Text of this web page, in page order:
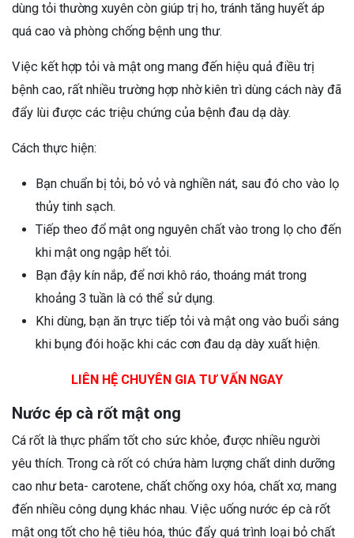
dùng tỏi thường xuyên còn giúp trị ho, tránh tăng huyết áp
quá cao và phòng chống bệnh ung thư.
Việc kết hợp tỏi và mật ong mang đến hiệu quả điều trị
bệnh cao, rất nhiều trường hợp nhờ kiên trì dùng cách này đã
đẩy lùi được các triệu chứng của bệnh đau dạ dày.
Cách thực hiện:
Bạn chuẩn bị tỏi, bỏ vỏ và nghiền nát, sau đó cho vào lọ
thủy tinh sạch.
Tiếp theo đổ mật ong nguyên chất vào trong lọ cho đến
khi mật ong ngập hết tỏi.
Bạn đậy kín nắp, để nơi khô ráo, thoáng mát trong
khoảng 3 tuần là có thể sử dụng.
Khi dùng, bạn ăn trực tiếp tỏi và mật ong vào buổi sáng
khi bụng đói hoặc khi các cơn đau dạ dày xuất hiện.
LIÊN HỆ CHUYÊN GIA TƯ VẤN NGAY
Nước ép cà rốt mật ong
Cá rốt là thực phẩm tốt cho sức khỏe, được nhiều người
yêu thích. Trong cà rốt có chứa hàm lượng chất dinh dưỡng
cao như beta- carotene, chất chống oxy hóa, chất xơ, mang
đến nhiều công dụng khác nhau. Việc uống nước ép cà rốt
mật ong tốt cho hệ tiêu hóa, thúc đẩy quá trình loại bỏ chất